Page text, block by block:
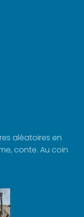
aléatoires en
conte. Au coin